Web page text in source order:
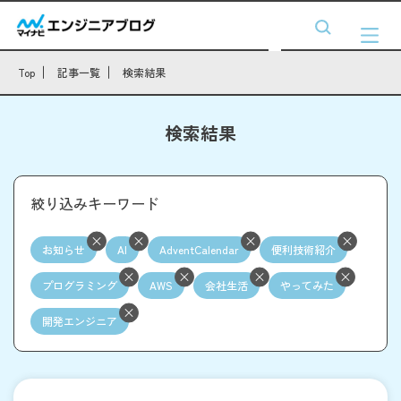
Top 記事一覧 検索結果
検索結果
絞り込みキーワード
お知らせ AI AdventCalendar 便利技術紹介
プログラミング AWS 会社生活 やってみた
開発エンジニア